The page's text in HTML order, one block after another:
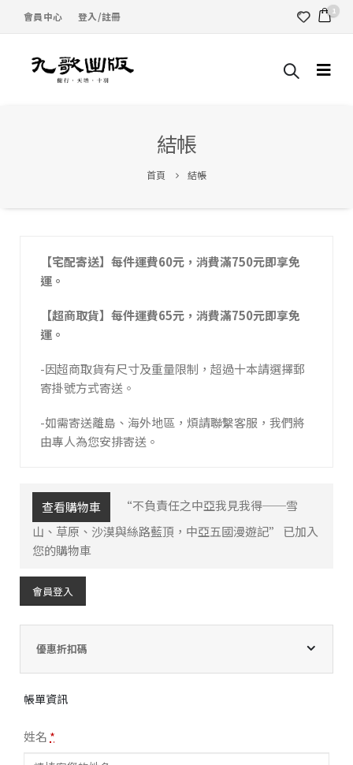
會員中心 登入/註冊 1
結帳
首頁 結帳
【宅配寄送】每件運費60元，消費滿750元即享免
運。
【超商取貨】每件運費65元，消費滿750元即享免
運。
-因超商取貨有尺寸及重量限制，超過十本請選擇郵
寄掛號方式寄送。
-如需寄送離島、海外地區，煩請聯繫客服，我們將
由專人為您安排寄送。
查看購物車
“不負責任之中亞我見我得──雪
山、草原、沙漠與絲路藍頂，中亞五國漫遊記” 已加入
您的購物車
會員登入
優惠折扣碼
帳單資訊
姓名 *